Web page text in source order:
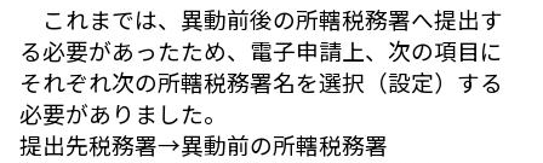
これまでは、異動前後の所轄税務署へ提出す
る必要があったため、電子申請上、次の項目に
それぞれ次の所轄税務署名を選択（設定）する
必要がありました。
提出先税務署→異動前の所轄税務署